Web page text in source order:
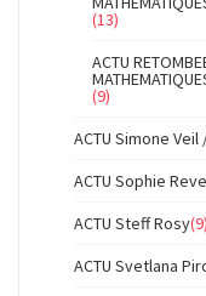
(13)
ACTU
(9)
ACTU Simone
ACTU Sophie
ACTU Steff Rosy(9)
ACTU Svetlana